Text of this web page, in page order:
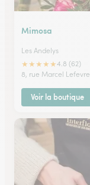
Mimosa
Les Andelys
★★★★★4.8 (62)
8, rue Marcel Lefevre
Voir la boutique